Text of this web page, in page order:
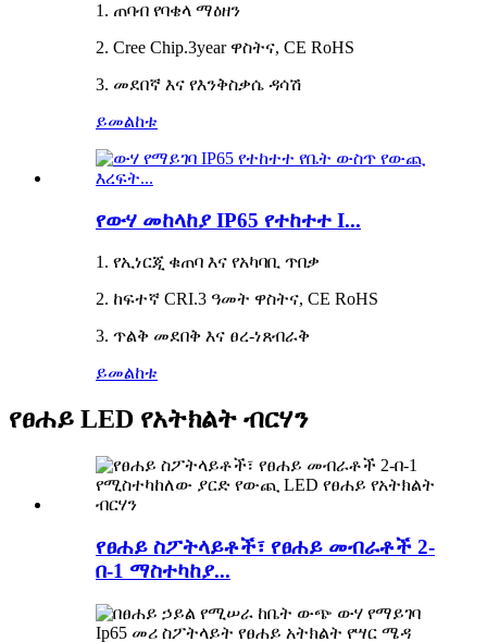
1. ጠባብ የባቄላ ማዕዘን
2. Cree Chip.3year ዋስትና, CE RoHS
3. መደበኛ እና የእንቅስቃሴ ዳሳሽ
ይመልከቱ
የውሃ መከላከያ IP65 የተከተተ I...
1. የኢነርጂ ቁጠባ እና የአካባቢ ጥበቃ
2. ከፍተኛ CRI.3 ዓመት ዋስትና, CE RoHS
3. ጥልቅ መደበቅ እና ፀረ-ነጸብራቅ
ይመልከቱ
የፀሐይ LED የአትክልት ብርሃን
የፀሐይ ስፖትላይቶች፣ የፀሐይ መብራቶች 2-
በ-1 ማስተካከያ...